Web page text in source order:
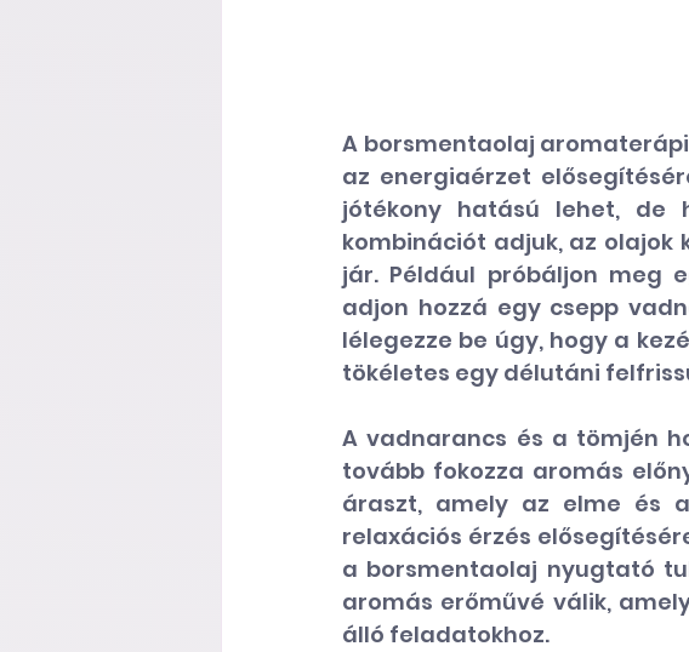
A borsmentaolaj
az energiaérzet
jótékony hatású lehet, de
kombinációt adjuk, az olajok
jár. Például próbáljon meg
adjon hozzá egy csepp
lélegezze be úgy, hogy a
tökéletes egy délutáni
A vadnarancs és a tömjén
tovább fokozza aromás
áraszt, amely az elme és
relaxációs érzés
a borsmentaolaj nyugtató
aromás erőművé válik,
álló feladatokhoz.